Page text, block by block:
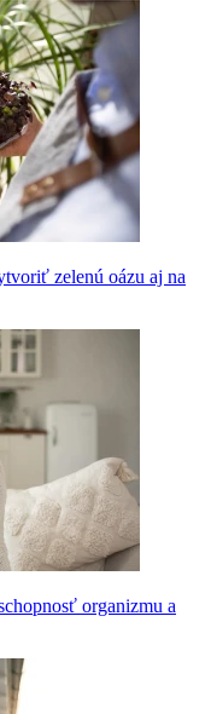
zelenú oázu aj na
organizmu a